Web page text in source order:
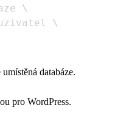
\
\
databáze.
pro WordPress.